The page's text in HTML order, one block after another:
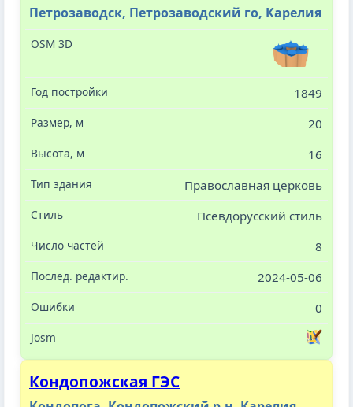
Петрозаводск, Петрозаводский го, Карелия
1849
20
16
Православная церковь
Псевдорусский стиль
8
2024-05-06
0
Кондопожская ГЭС